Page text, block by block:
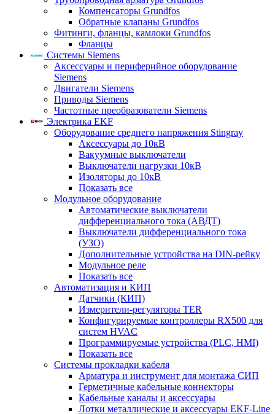
Компенсаторы Grundfos
Обратные клапаны Grundfos
Фитинги, фланцы, камлоки Grundfos
Фланцы
Системы Siemens
Аксессуары и периферийное оборудование
Siemens
Двигатели Siemens
Приводы Siemens
Частотные преобразователи Siemens
Электрика EKF
Оборудование среднего напряжения Stingray
Аксессуары до 10кВ
Вакуумные выключатели
Выключатели нагрузки 10кВ
Изоляторы до 10кВ
Показать все
Модульное оборудование
Автоматические выключатели
дифференциального тока (АВДТ)
Выключатели дифференциального тока
(УЗО)
Дополнительные устройства на DIN-рейку
Модульное реле
Показать все
Автоматизация и КИП
Датчики (КИП)
Измерители-регуляторы TER
Конфигурируемые контроллеры RX500 для
систем HVAC
Программируемые устройства (PLC, HMI)
Показать все
Системы прокладки кабеля
Арматура и инструмент для монтажа СИП
Герметичные кабельные коннекторы
Кабельные каналы и аксессуары
Лотки металлические и аксессуары EKF-Line